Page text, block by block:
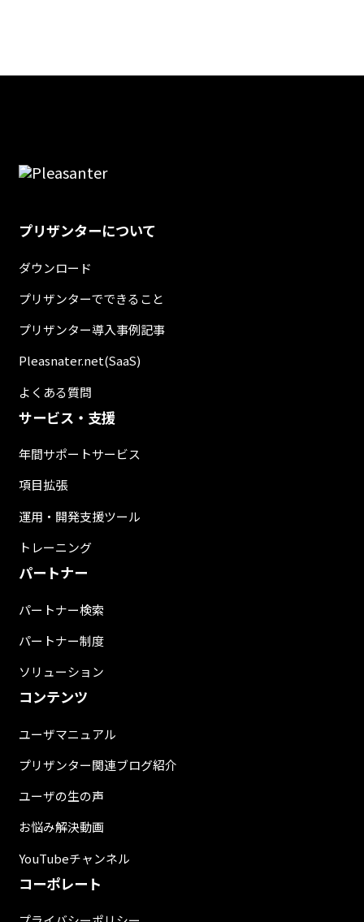
プリザンターについて
ダウンロード
プリザンターでできること
プリザンター導入事例記事
Pleasnater.net(SaaS)
よくある質問
サービス・支援
年間サポートサービス
項目拡張
運用・開発支援ツール
トレーニング
パートナー
パートナー検索
パートナー制度
ソリューション
コンテンツ
ユーザマニュアル
プリザンター関連ブログ紹介
ユーザの生の声
お悩み解決動画
YouTubeチャンネル
コーポレート